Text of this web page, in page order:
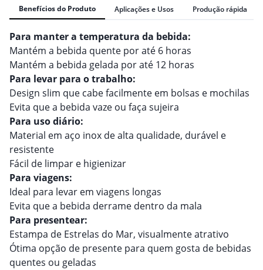
Benefícios do Produto Aplicações e Usos Produção rápida
Para manter a temperatura da bebida:
Mantém a bebida quente por até 6 horas
Mantém a bebida gelada por até 12 horas
Para levar para o trabalho:
Design slim que cabe facilmente em bolsas e mochilas
Evita que a bebida vaze ou faça sujeira
Para uso diário:
Material em aço inox de alta qualidade, durável e
resistente
Fácil de limpar e higienizar
Para viagens:
Ideal para levar em viagens longas
Evita que a bebida derrame dentro da mala
Para presentear:
Estampa de Estrelas do Mar, visualmente atrativo
Ótima opção de presente para quem gosta de bebidas
quentes ou geladas